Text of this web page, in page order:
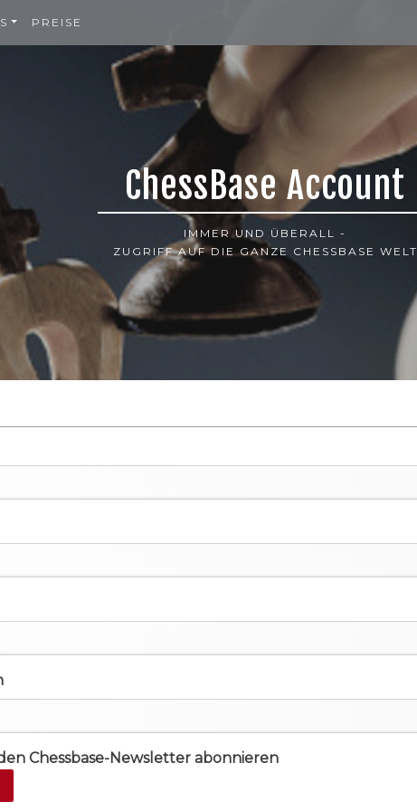
PREISE
ChessBase Account
IMMER UND ÜBERALL -
ZUGRIFF AUF DIE GANZE CHESSBASE WELT
Chessbase-Newsletter abonnieren